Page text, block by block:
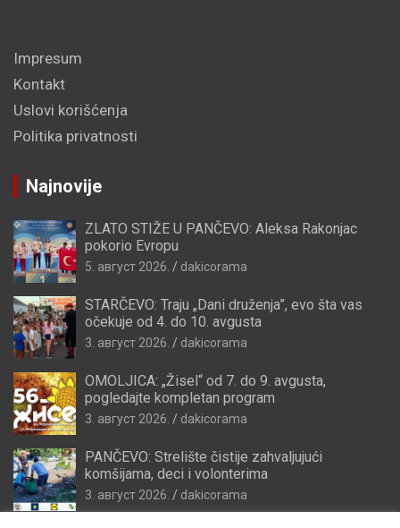
Impresum
Kontakt
Uslovi korišćenja
Politika privatnosti
Najnovije
ZLATO STIŽE U PANČEVO: Aleksa Rakonjac
pokorio Evropu
5. август 2026. dakicorama
STARČEVO: Traju „Dani druženja”, evo šta vas
očekuje od 4. do 10. avgusta
3. август 2026. dakicorama
OMOLJICA: „Žisel“ od 7. do 9. avgusta,
pogledajte kompletan program
3. август 2026. dakicorama
PANČEVO: Strelište čistije zahvaljujući
komšijama, deci i volonterima
3. август 2026. dakicorama